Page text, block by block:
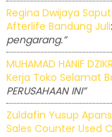
Regina Dwijaya
Afterlife Bandung Juli:
pengarang.”
MUHAMAD HANIF
Kerja Toko Selamat
PERUSAHAAN INI”
Zuldafin Yusup
Sales Counter Used